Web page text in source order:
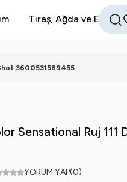
Tıraş, Ağda ve
3600531589455
Sensational Ruj 111
YORUM YAP(0)